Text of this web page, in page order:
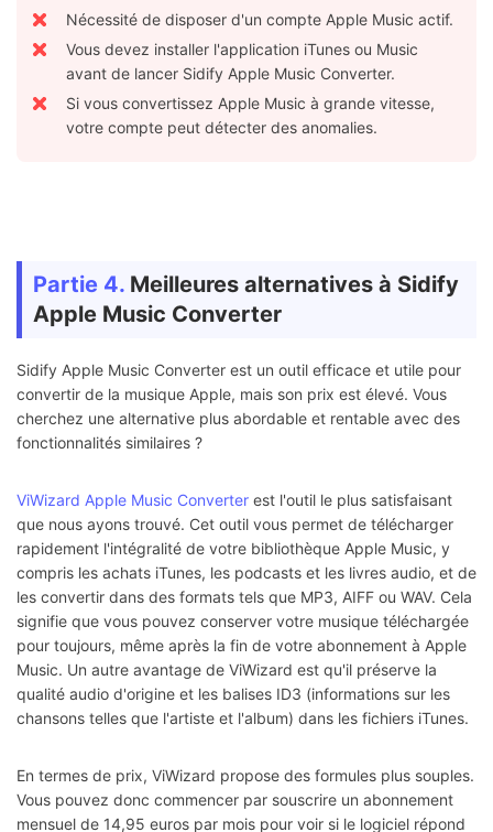
Nécessité de disposer d'un compte Apple Music actif.
Vous devez installer l'application iTunes ou Music
avant de lancer Sidify Apple Music Converter.
Si vous convertissez Apple Music à grande vitesse,
votre compte peut détecter des anomalies.
Partie 4. Meilleures alternatives à Sidify
Apple Music Converter
Sidify Apple Music Converter est un outil efficace et utile pour
convertir de la musique Apple, mais son prix est élevé. Vous
cherchez une alternative plus abordable et rentable avec des
fonctionnalités similaires ?
ViWizard Apple Music Converter est l'outil le plus satisfaisant
que nous ayons trouvé. Cet outil vous permet de télécharger
rapidement l'intégralité de votre bibliothèque Apple Music, y
compris les achats iTunes, les podcasts et les livres audio, et de
les convertir dans des formats tels que MP3, AIFF ou WAV. Cela
signifie que vous pouvez conserver votre musique téléchargée
pour toujours, même après la fin de votre abonnement à Apple
Music. Un autre avantage de ViWizard est qu'il préserve la
qualité audio d'origine et les balises ID3 (informations sur les
chansons telles que l'artiste et l'album) dans les fichiers iTunes.
En termes de prix, ViWizard propose des formules plus souples.
Vous pouvez donc commencer par souscrire un abonnement
mensuel de 14,95 euros par mois pour voir si le logiciel répond